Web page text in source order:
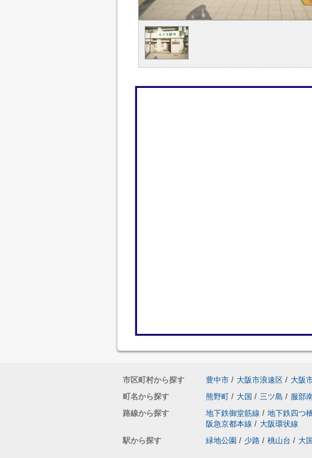
市区町村から探す 豊中市 / 大阪市浪速区 / 大阪
町名から探す
熊野町 / 大国 / 三ツ島 / 服部
路線から探す
地下鉄御堂筋線 / 地下鉄四つ
阪急京都本線 / 大阪環状線
駅から探す
緑地公園 / 少路 / 桃山台 / 大